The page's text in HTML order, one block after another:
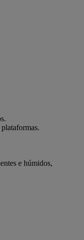
e húmidos,